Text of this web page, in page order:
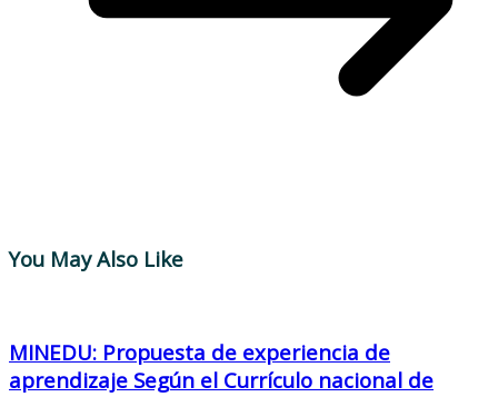
You May Also Like
MINEDU: Propuesta de experiencia de
aprendizaje Según el Currículo nacional de